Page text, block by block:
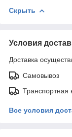
Скрыть
Условия
Доставка
Самовывоз
Транспортная
Все условия